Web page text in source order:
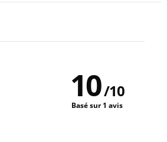
10/10
Basé sur 1 avis